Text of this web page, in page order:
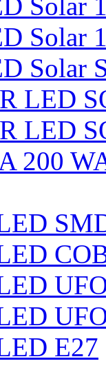
Solar
Solar
LED
LED
200
E27